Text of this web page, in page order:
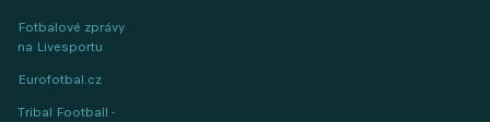
Fotbalové zprávy
na Livesportu
Eurofotbal.cz
Tribal Football -